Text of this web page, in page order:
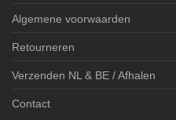
Algemene voorwaarden
Retourneren
Verzenden NL & BE / Afhalen
Contact